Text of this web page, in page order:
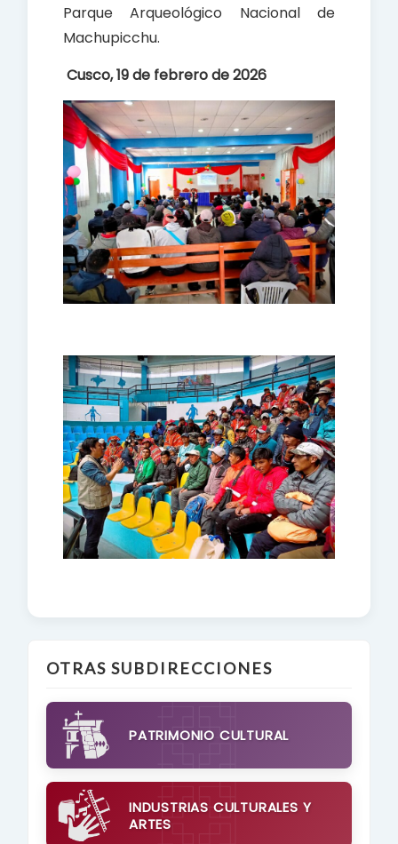
Parque Arqueológico Nacional de
Machupicchu.
Cusco, 19 de febrero de 2026
OTRAS SUBDIRECCIONES
PATRIMONIO CULTURAL
INDUSTRIAS CULTURALES Y
ARTES